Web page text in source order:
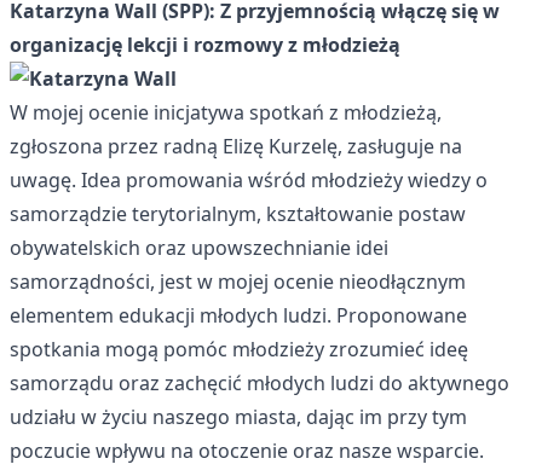
Katarzyna Wall (SPP): Z przyjemnością włączę się w
organizację lekcji i rozmowy z młodzieżą
W mojej ocenie inicjatywa spotkań z młodzieżą,
zgłoszona przez radną Elizę Kurzelę, zasługuje na
uwagę. Idea promowania wśród młodzieży wiedzy o
samorządzie terytorialnym, kształtowanie postaw
obywatelskich oraz upowszechnianie idei
samorządności, jest w mojej ocenie nieodłącznym
elementem edukacji młodych ludzi. Proponowane
spotkania mogą pomóc młodzieży zrozumieć ideę
samorządu oraz zachęcić młodych ludzi do aktywnego
udziału w życiu naszego miasta, dając im przy tym
poczucie wpływu na otoczenie oraz nasze wsparcie.